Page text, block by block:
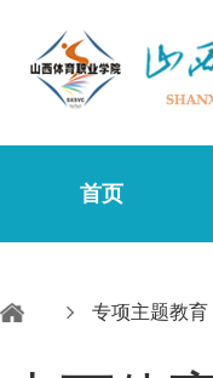
首页
专项主题教育